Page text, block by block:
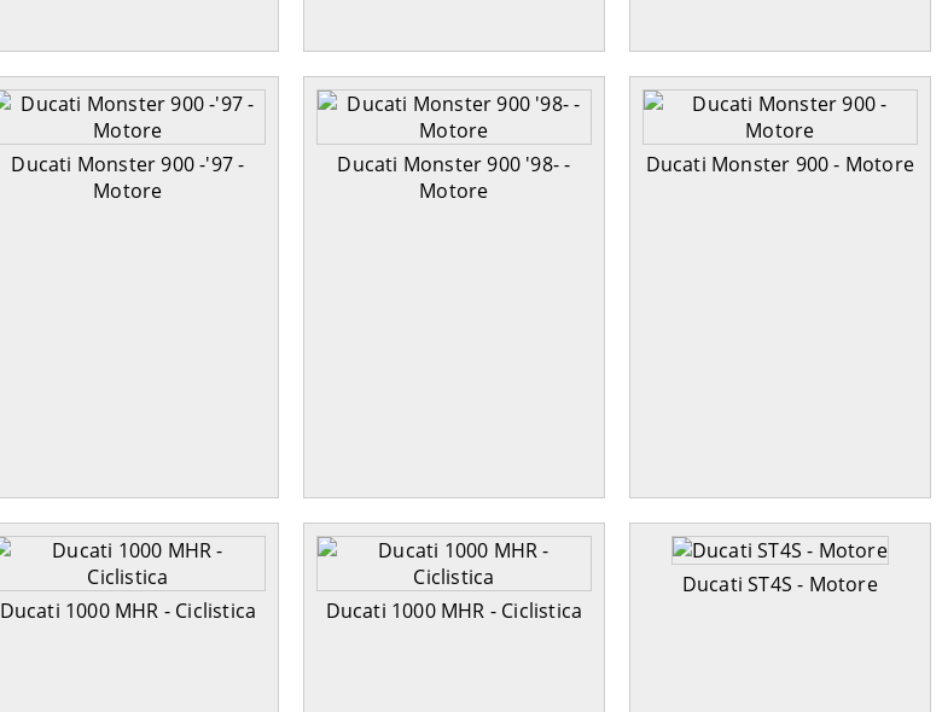
Ducati Monster 900 -'97 -
Motore
Ducati Monster 900 '98- -
Motore
Ducati Monster 900 - Motore
Ducati 1000 MHR - Ciclistica Ducati 1000 MHR - Ciclistica
Ducati ST4S - Motore